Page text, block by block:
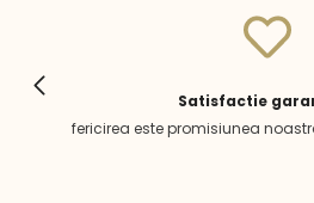
Satisfactie
fericirea este promisiunea